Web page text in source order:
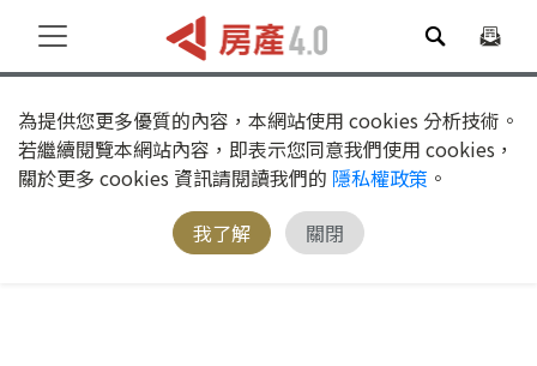
為提供您更多優質的內容，本網站使用 cookies 分析技術。
若繼續閱覽本網站內容，即表示您同意我們使用 cookies，
關於更多 cookies 資訊請閱讀我們的 隱私權政策 。
我了解
關閉